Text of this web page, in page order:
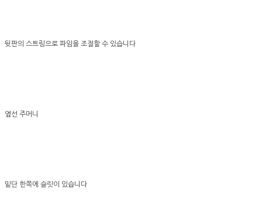
뒷판의 스트링으로 파임을 조절할 수 있습니다
옆선 주머니
밑단 한쪽에 슬릿이 있습니다